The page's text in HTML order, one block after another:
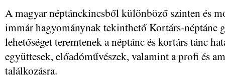
A magyar néptánckincsből különböző szinten és
immár hagyománynak tekinthető Kortárs-néptánc
lehetőséget teremtenek a néptánc és kortárs tánc
együttesek, előadóművészek, valamint a profi és
találkozásra.